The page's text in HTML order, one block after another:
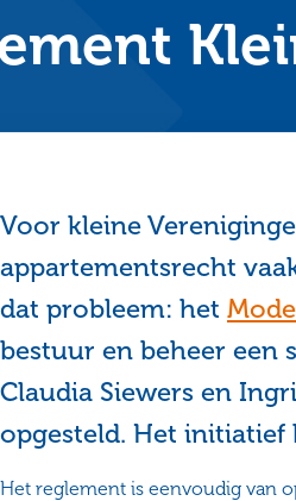
Voor kleine
appartementsrecht
dat probleem: het
bestuur en beheer een
Claudia Siewers en
opgesteld. Het initiatief
Het reglement is eenvoudig van